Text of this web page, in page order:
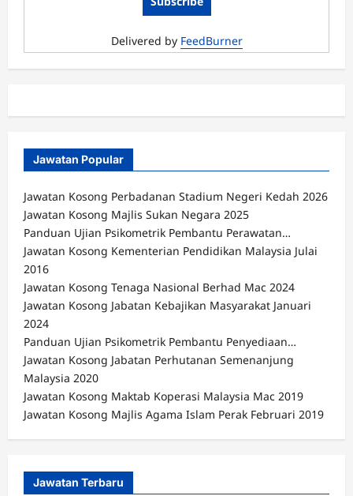
Delivered by FeedBurner
Jawatan Popular
Jawatan Kosong Perbadanan Stadium Negeri Kedah 2026
Jawatan Kosong Majlis Sukan Negara 2025
Panduan Ujian Psikometrik Pembantu Perawatan…
Jawatan Kosong Kementerian Pendidikan Malaysia Julai
2016
Jawatan Kosong Tenaga Nasional Berhad Mac 2024
Jawatan Kosong Jabatan Kebajikan Masyarakat Januari
2024
Panduan Ujian Psikometrik Pembantu Penyediaan…
Jawatan Kosong Jabatan Perhutanan Semenanjung
Malaysia 2020
Jawatan Kosong Maktab Koperasi Malaysia Mac 2019
Jawatan Kosong Majlis Agama Islam Perak Februari 2019
Jawatan Terbaru